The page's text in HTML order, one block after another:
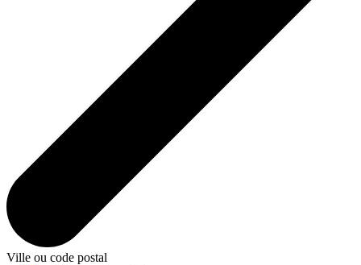
Ville ou code postal